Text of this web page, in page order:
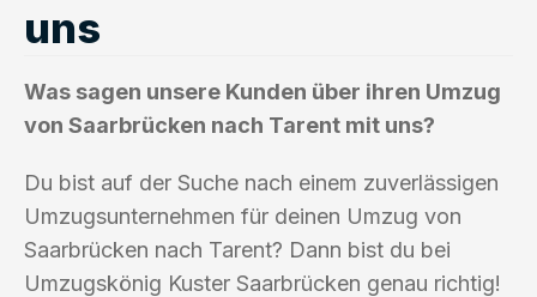
uns
Was sagen unsere Kunden über ihren Umzug
von Saarbrücken nach Tarent mit uns?
Du bist auf der Suche nach einem zuverlässigen
Umzugsunternehmen für deinen Umzug von
Saarbrücken nach Tarent? Dann bist du bei
Umzugskönig Kuster Saarbrücken genau richtig!